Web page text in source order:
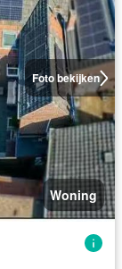
Foto bekijken
Woning